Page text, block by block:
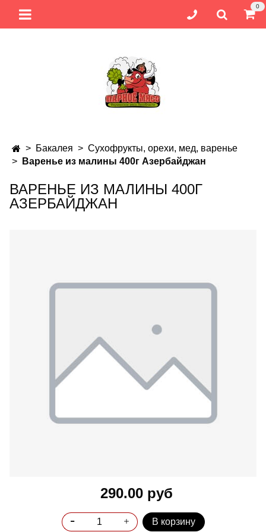
0
Бакалея
Сухофрукты, орехи, мед, варенье
Варенье из малины 400г Азербайджан
ВАРЕНЬЕ ИЗ МАЛИНЫ 400Г
АЗЕРБАЙДЖАН
290.00 руб
В корзину